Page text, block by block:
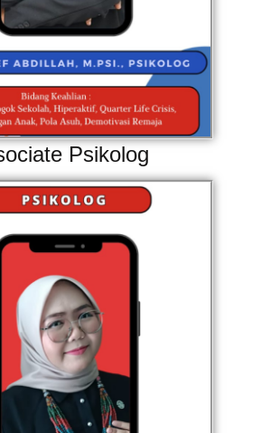
Psikolog